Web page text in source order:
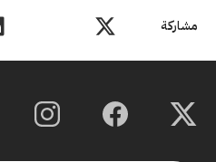
مشاركة